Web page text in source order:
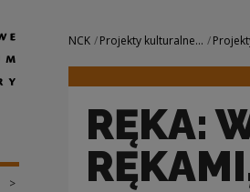
W
>
Navigation
NCK Projekty kulturalne...
RĘKA: